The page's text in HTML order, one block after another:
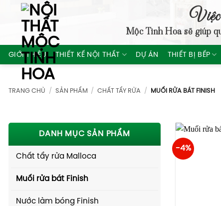
content
Việc
Mộc Tinh Hoasẽ giúp
GIỚI THIỆU THIẾT KẾ NỘI THẤT DỰ ÁN THIẾT BỊ BẾP
TRANG CHỦ / SẢN PHẨM / CHẤT TẨY RỬA / MUỐI RỬA BÁT FINISH
DANH MỤC SẢN PHẨM
Chất tẩy rửa Malloca
Muối rửa bát Finish
Nước làm bóng Finish
-4%